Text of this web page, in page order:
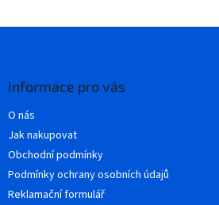
Informace pro vás
O nás
Jak nakupovat
Obchodní podmínky
Podmínky ochrany osobních údajů
Reklamační formulář